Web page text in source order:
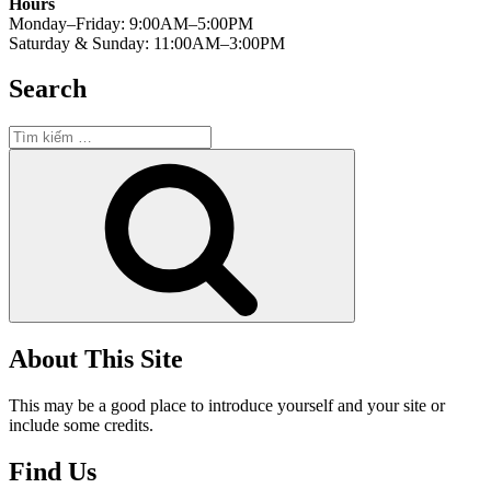
Monday–Friday: 9:00AM–5:00PM
Saturday & Sunday: 11:00AM–3:00PM
Search
Tìm
kiếm:
About This Site
This may be a good place to introduce yourself and your site or
include some credits.
Find Us